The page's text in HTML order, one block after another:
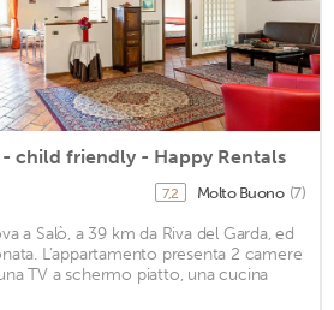
child friendly - Happy Rentals
7,2 Molto Buono (7)
a Salò, a 39 km da Riva del Garda, ed
L’appartamento presenta 2 camere
TV a schermo piatto, una cucina